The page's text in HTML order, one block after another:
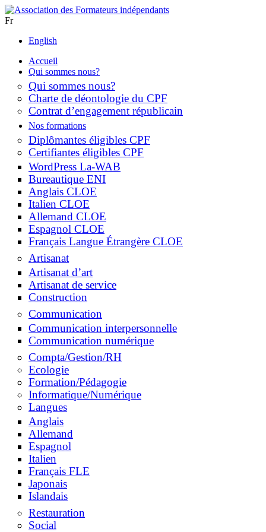
Fr
English
Accueil
Qui sommes nous?
Qui sommes nous?
Charte de déontologie du CPF
Contrat d’engagement républicain
Nos formations
Diplômantes éligibles CPF
Certifiantes éligibles CPF
WordPress La-WAB
Bureautique ENI
Anglais CLOE
Italien CLOE
Allemand CLOE
Espagnol CLOE
Français Langue Étrangère CLOE
Artisanat
Artisanat d’art
Artisanat de service
Construction
Communication
Communication interpersonnelle
Communication numérique
Compta/Gestion/RH
Ecologie
Formation/Pédagogie
Informatique/Numérique
Langues
Anglais
Allemand
Espagnol
Italien
Français FLE
Japonais
Islandais
Restauration
Social